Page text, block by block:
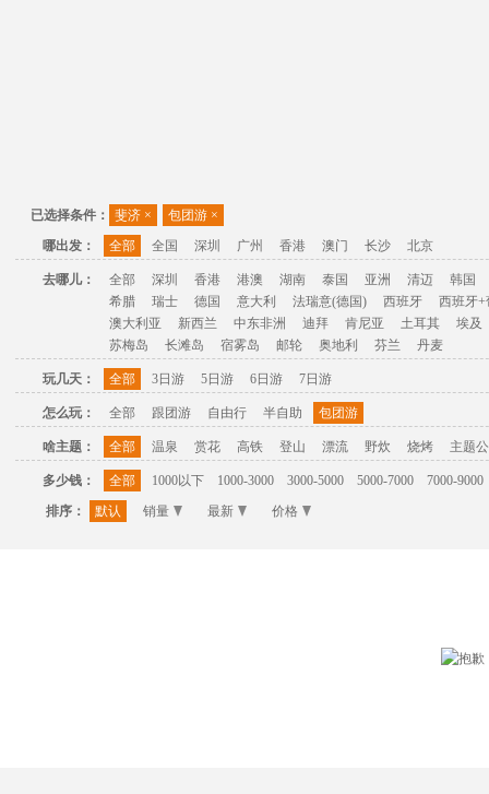
已选择条件： 斐济 × 包团游 ×
哪出发：
全部 全国 深圳 广州 香港 澳门 长沙 北京
去哪儿： 全部 深圳 香港 港澳 湖南 泰国 亚洲 清迈
韩国
希腊
瑞士 德国 意大利 法瑞意(德国) 西班牙
西班牙+
澳大利亚
新西兰 中东非洲 迪拜 肯尼亚 土耳其
埃及
苏梅岛
长滩岛 宿雾岛 邮轮 奥地利 芬兰 丹麦
玩几天： 全部 3日游 5日游 6日游 7日游
怎么玩： 全部 跟团游 自由行 半自助 包团游
啥主题： 全部 温泉 赏花 高铁 登山 漂流 野炊 烧烤 主题
多少钱： 全部 1000以下 1000-3000 3000-5000 5000-7000
7000-9000
排序：
默认 销量 最新 价格